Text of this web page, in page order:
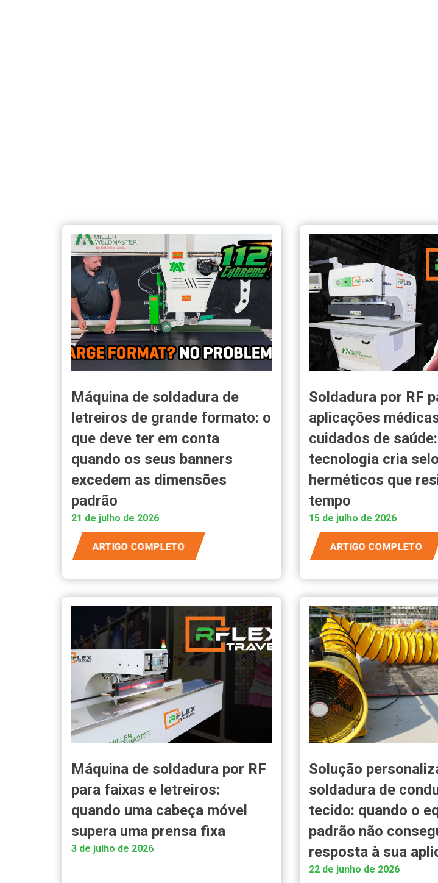
Máquina de soldadura de
letreiros de grande formato: o
que deve ter em conta
quando os seus banners
excedem as dimensões
padrão
21 de julho de 2026
ARTIGO COMPLETO
Soldadura por RF
aplicações
cuidados de
tecnologia cria
herméticos que
tempo
15 de julho de 2026
ARTIGO COMPLETO
Máquina de soldadura por RF
para faixas e letreiros:
quando uma cabeça móvel
supera uma prensa fixa
3 de julho de 2026
Solução
soldadura de
tecido: quando o
padrão não
resposta à sua
22 de junho de 2026